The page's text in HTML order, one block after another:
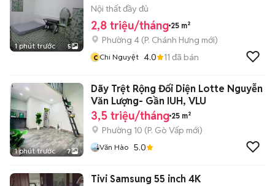
1 phút trước 5
Nội thất đầy đủ
2,8 triệu/tháng 25 m²
Phường 4 (P. Chánh Hưng mới)
c Chi Nguyệt 4.0 11 đã bán
1 phút trước 7
Dãy Trệt Rộng Đối Diện Lotte Nguyễn
Văn Lượng- Gần IUH, VLU
3,5 triệu/tháng 25 m²
Phường 10 (P. Gò Vấp mới)
Văn Hào 5.0
Tivi Samsung 55 inch 4K